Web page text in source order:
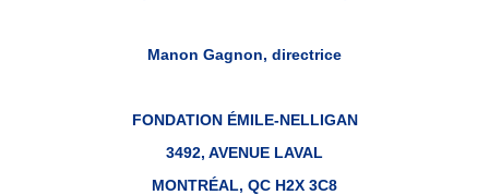
Manon Gagnon, directrice
FONDATION ÉMILE-NELLIGAN
3492, AVENUE LAVAL
MONTRÉAL, QC H2X 3C8